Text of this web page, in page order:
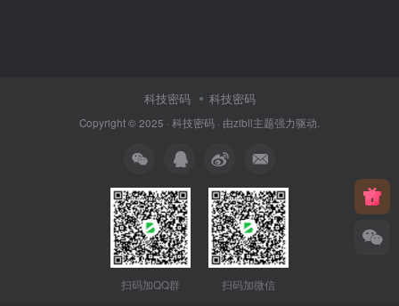
科技密码 科技密码
Copyright © 2025 · 科技密码 · 由zibll主题强力驱动.
扫码加QQ群 扫码加微信